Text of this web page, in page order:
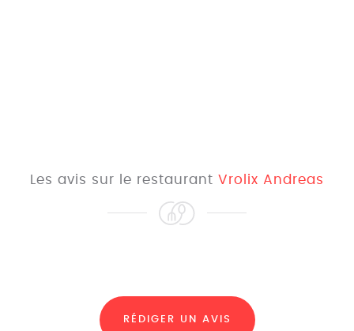
Les avis sur le restaurant Vrolix Andreas
RÉDIGER UN AVIS